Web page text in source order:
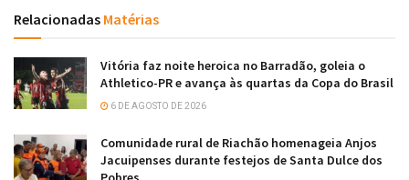
Relacionadas Matérias
Vitória faz noite heroica no Barradão, goleia o
Athletico-PR e avança às quartas da Copa do Brasil
6 DE AGOSTO DE 2026
Comunidade rural de Riachão homenageia Anjos
Jacuipenses durante festejos de Santa Dulce dos